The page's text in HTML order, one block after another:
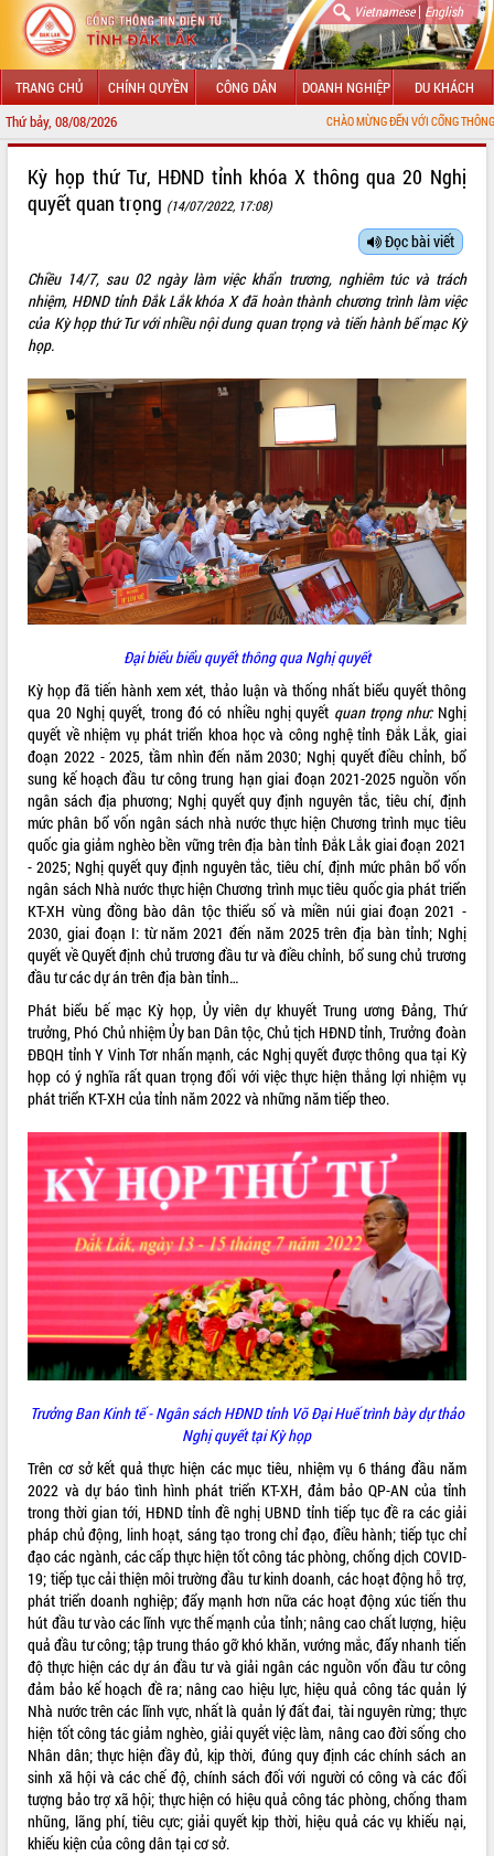
Vietnamese| English
TRANG CHỦ CHÍNH QUYỀN CÔNG DÂN DOANH NGHIỆP DU KHÁCH
Thứ bảy, 08/08/2026 CHÀO MỪNG ĐẾN VỚI CỔNG THÔNG TIN ĐIỆN TỬ
LÃNH ĐẠO UBND TỈNH
SỞ, BAN, NGÀNH
UBND CÁC XÃ, PHƯỜNG
THÔNG TIN CHỈ ĐẠO ĐIỀU HÀNH
HỆ THỐNG VĂN BẢN
ĐIỂM TIN VĂN BẢN
QUY HOẠCH - KẾ HOẠCH
VIDEO
Khám bệnh, cấp phát thuốc miễn phí
và tặng quà người dân xã Cư Pui
Hội nghị UBND tỉnh Đắk Lắk thường kỳ
tháng 7/2026
Lễ truy tặng danh hiệu “Bà Mẹ Việt
Nam Anh hùng” và trao Huân chương
Lao động
UBND tỉnh Đắk Lắk triển khai nhiệm
Kỳ họp thứ Hai, Hội đồng nhân dân
tỉnh khóa XI quyết nghị nhiều nội dung
quan trọng
Bí thư Tỉnh ủy Lương Nguyễn Minh
Triết thăm, tặng quà người có công với
cách mạng
Rà soát, hoàn thiện hệ thống thiết chế
văn hóa, thể thao đáp ứng yêu cầu
phát triển mới
Thường trực HĐND tỉnh Đắk Lắk gặp
mặt Đoàn chuyên gia y tế TP. Hồ Chí
Minh
Lễ truy điệu và an táng hài cốt liệt sĩ
tại Nghĩa trang Liệt sĩ xã Sơn Hòa
Bàn giải pháp tháo gỡ khó khăn trong
xuất khẩu sầu riêng và triển khai quy
định EUDR
ALBUM ẢNH
LIÊN KẾT WEB
THỐNG KÊ TRUY CẬP
Hôm nay: 31070
Tất cả:
66076393
Kỳ họp thứ Tư, HĐND tỉnh khóa X thông qua 20 Nghị
quyết quan trọng (14/07/2022, 17:08)
Đọc bài viết
Chiều 14/7, sau 02 ngày làm việc khẩn trương, nghiêm túc và trách
nhiệm, HĐND tỉnh Đắk Lắk khóa X đã hoàn thành chương trình làm việc
của Kỳ họp thứ Tư với nhiều nội dung quan trọng và tiến hành bế mạc Kỳ
họp.
Đại biểu biểu quyết thông qua Nghị quyết
Kỳ họp đã tiến hành xem xét, thảo luận và thống nhất biểu quyết thông
qua 20 Nghị quyết, trong đó có nhiều nghị quyết quan trọng như:Nghị
quyết về nhiệm vụ phát triển khoa học và công nghệ tỉnh Đắk Lắk, giai
đoạn 2022 - 2025, tầm nhìn đến năm 2030; Nghị quyết điều chỉnh, bổ
sung kế hoạch đầu tư công trung hạn giai đoạn 2021-2025 nguồn vốn
ngân sách địa phương; Nghị quyết quy định nguyên tắc, tiêu chí, định
mức phân bổ vốn ngân sách nhà nước thực hiện Chương trình mục tiêu
quốc gia giảm nghèo bền vững trên địa bàn tỉnh Đắk Lắk giai đoạn 2021
- 2025; Nghị quyết quy định nguyên tắc, tiêu chí, định mức phân bổ vốn
ngân sách Nhà nước thực hiện Chương trình mục tiêu quốc gia phát triển
KT-XH vùng đồng bào dân tộc thiểu số và miền núi giai đoạn 2021 -
2030, giai đoạn I: từ năm 2021 đến năm 2025 trên địa bàn tỉnh; Nghị
quyết về Quyết định chủ trương đầu tư và điều chỉnh, bổ sung chủ trương
đầu tư các dự án trên địa bàn tỉnh…
Phát biểu bế mạc Kỳ họp, Ủy viên dự khuyết Trung ương Đảng, Thứ
trưởng, Phó Chủ nhiệm Ủy ban Dân tộc, Chủ tịch HĐND tỉnh, Trưởng đoàn
ĐBQH tỉnh Y Vinh Tơr nhấn mạnh, các Nghị quyết được thông qua tại Kỳ
họp có ý nghĩa rất quan trọng đối với việc thực hiện thắng lợi nhiệm vụ
phát triển KT-XH của tỉnh năm 2022 và những năm tiếp theo.
Trưởng Ban Kinh tế - Ngân sách HĐND tỉnh Võ Đại Huế trình bày dự thảo
Nghị quyết tại Kỳ họp
Trên cơ sở kết quả thực hiện các mục tiêu, nhiệm vụ 6 tháng đầu năm
2022 và dự báo tình hình phát triển KT-XH, đảm bảo QP-AN của tỉnh
trong thời gian tới, HĐND tỉnh đề nghị UBND tỉnh tiếp tục đề ra các giải
pháp chủ động, linh hoạt, sáng tạo trong chỉ đạo, điều hành; tiếp tục chỉ
đạo các ngành, các cấp thực hiện tốt công tác phòng, chống dịch COVID-
19; tiếp tục cải thiện môi trường đầu tư kinh doanh, các hoạt động hỗ trợ,
phát triển doanh nghiệp; đẩy mạnh hơn nữa các hoạt động xúc tiến thu
hút đầu tư vào các lĩnh vực thế mạnh của tỉnh; nâng cao chất lượng, hiệu
quả đầu tư công; tập trung tháo gỡ khó khăn, vướng mắc, đẩy nhanh tiến
độ thực hiện các dự án đầu tư và giải ngân các nguồn vốn đầu tư công
đảm bảo kế hoạch đề ra; nâng cao hiệu lực, hiệu quả công tác quản lý
Nhà nước trên các lĩnh vực, nhất là quản lý đất đai, tài nguyên rừng; thực
hiện tốt công tác giảm nghèo, giải quyết việc làm, nâng cao đời sống cho
Nhân dân; thực hiện đầy đủ, kịp thời, đúng quy định các chính sách an
sinh xã hội và các chế độ, chính sách đối với người có công và các đối
tượng bảo trợ xã hội; thực hiện có hiệu quả công tác phòng, chống tham
nhũng, lãng phí, tiêu cực; giải quyết kịp thời, hiệu quả các vụ khiếu nại,
khiếu kiện của công dân tại cơ sở.